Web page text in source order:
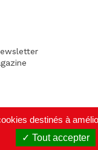
destinés à
Tout accepter